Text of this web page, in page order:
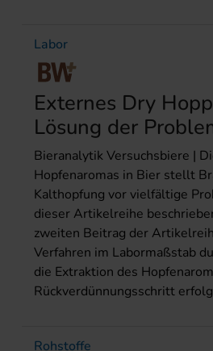
Labor
Externes Dry
Lösung der
Bieranalytik Versuchsbiere |
Hopfen­aromas in Bier stellt
Kalthopfung vor vielfältige
dieser Artikelreihe
zweiten Beitrag der
Verfahren im Labormaßstab
die Extraktion des
Rückverdünnungsschritt
Rohstoffe